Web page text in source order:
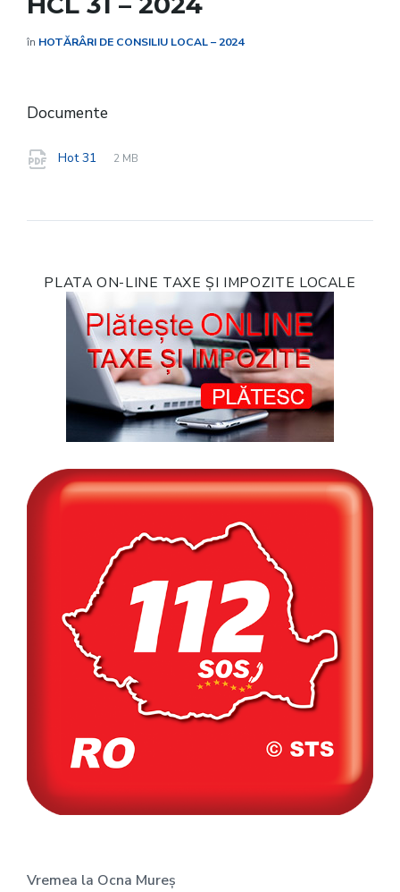
în HOTĂRÂRI DE CONSILIU LOCAL – 2024
Documente
Hot 31
File
pdf
File
2 MB
PLATA ON-LINE TAXE ȘI IMPOZITE LOCALE
Vremea la Ocna Mureș